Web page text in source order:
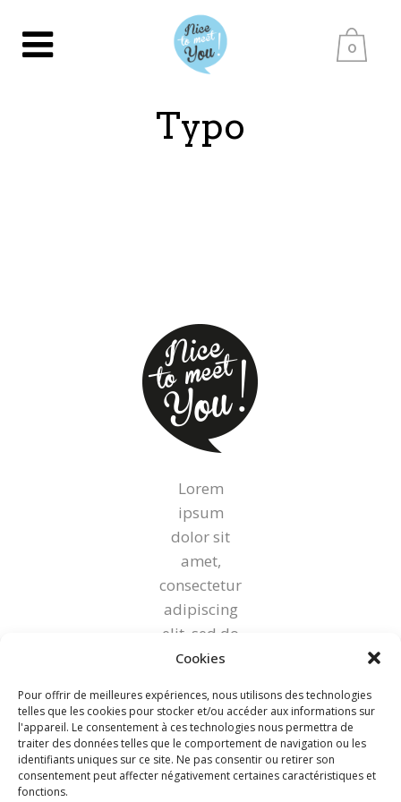
Cookies
Pour offrir de meilleures expériences, nous utilisons des technologies
telles que les cookies pour stocker et/ou accéder aux informations sur
l'appareil. Le consentement à ces technologies nous permettra de
traiter des données telles que le comportement de navigation ou les
identifiants uniques sur ce site. Ne pas consentir ou retirer son
consentement peut affecter négativement certaines caractéristiques et
fonctions.
0
Typo
Lorem
ipsum
dolor sit
amet,
consectetur
adipiscing
elit, sed do
eiusmod
incididunt
ut labore et
dolore
magna